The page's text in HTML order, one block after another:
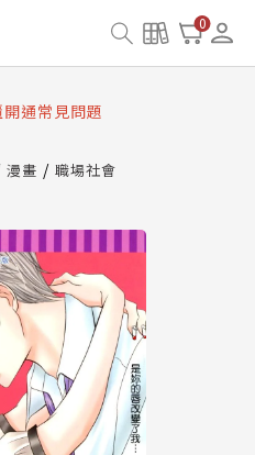
0
墨系統維護中，本站同步暫
讀資產合併與書櫃開通申請
開通常見問題
級重要說明及資產合併結果
讀墨系統維護中，本站同步暫
漫畫
職場社會